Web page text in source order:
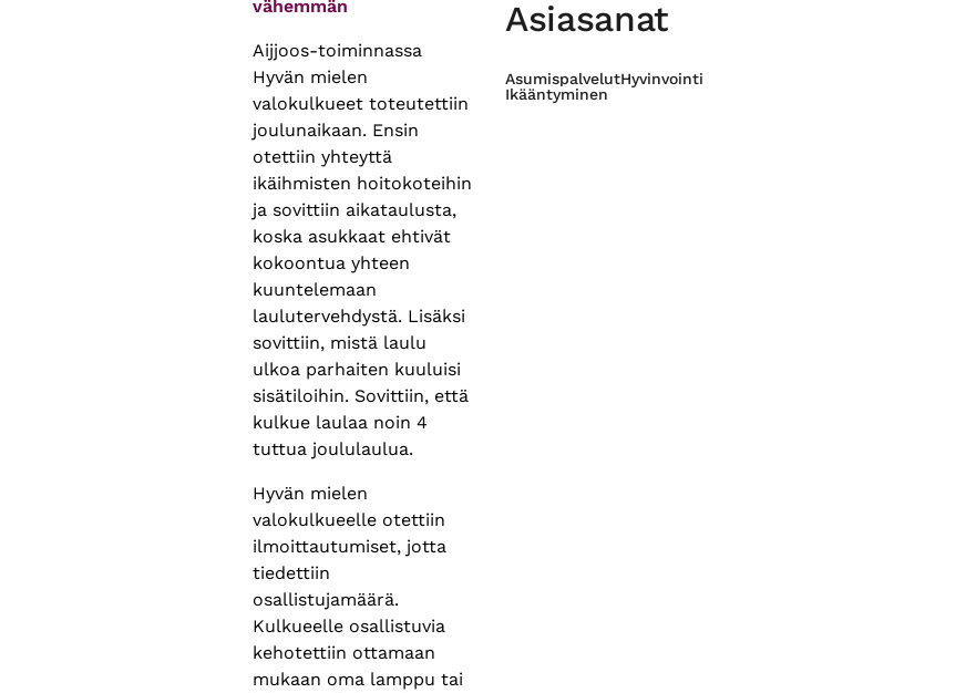
vähemmän
Aijjoos-toiminnassa
Hyvän mielen
valokulkueet toteutettiin
joulunaikaan. Ensin
otettiin yhteyttä
ikäihmisten hoitokoteihin
ja sovittiin aikataulusta,
koska asukkaat ehtivät
kokoontua yhteen
kuuntelemaan
laulutervehdystä. Lisäksi
sovittiin, mistä laulu
ulkoa parhaiten kuuluisi
sisätiloihin. Sovittiin, että
kulkue laulaa noin 4
tuttua joululaulua.
Hyvän mielen
valokulkueelle otettiin
ilmoittautumiset, jotta
tiedettiin
osallistujamäärä.
Kulkueelle osallistuvia
kehotettiin ottamaan
mukaan oma lamppu tai
Asiasanat
AsumispalvelutHyvinvointi
Ikääntyminen